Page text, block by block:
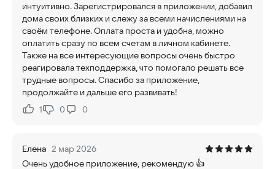
интуитивно. Зарегистрировался в приложении, добавил
дома своих близких и слежу за всеми начислениями на
своём телефоне. Оплата проста и удобна, можно
оплатить сразу по всем счетам в личном кабинете.
Также на все интересующие вопросы очень быстро
реагировала техподдержка, что помогало решать все
трудные вопросы. Спасибо за приложение,
продолжайте и дальше его развивать!
Нравится:
1Не нравится:
0 0
Елена 2 мар 2026
Очень удобное приложение, рекомендую 👍